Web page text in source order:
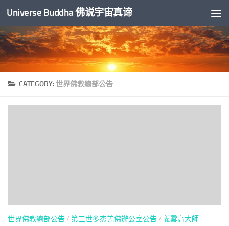
Skip to content
Universe Buddha 佛说宇宙真谛
CATEGORY:世界佛教總部公告
世界佛教總部公告/ 第三世多杰羌佛辦公室公告/ 義雲高大師